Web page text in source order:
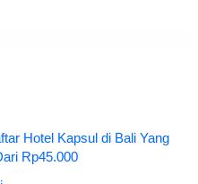
Hotel Kapsul di Bali Yang
Rp45.000